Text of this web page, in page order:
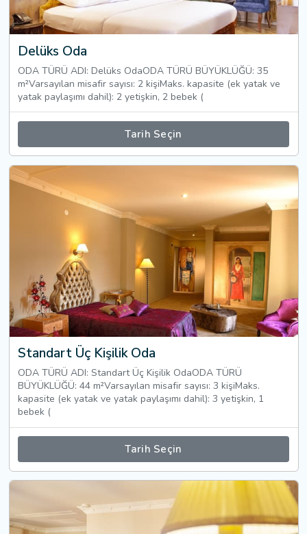
Delüks Oda
ODA TÜRÜ ADI: Delüks OdaODA TÜRÜ BÜYÜKLÜĞÜ: 35
m²Varsayılan misafir sayısı: 2 kişiMaks. kapasite (ek yatak ve
yatak paylaşımı dahil): 2 yetişkin, 2 bebek (
Tarih Seçin
Standart Üç Kişilik Oda
ODA TÜRÜ ADI: Standart Üç Kişilik OdaODA TÜRÜ
BÜYÜKLÜĞÜ: 44 m²Varsayılan misafir sayısı: 3 kişiMaks.
kapasite (ek yatak ve yatak paylaşımı dahil): 3 yetişkin, 1
bebek (
Tarih Seçin